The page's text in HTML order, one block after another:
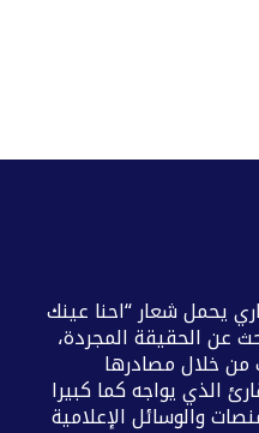
يحمل شعار “احنا عينك
عن الحقيقة المجردة،
من خلال مصادرها
الذي يواجه كما كبيرا
والوسائل الإعلامية